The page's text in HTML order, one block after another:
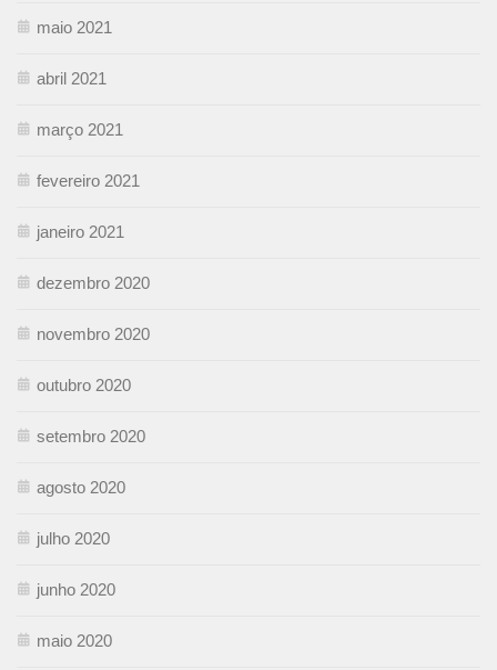
maio 2021
abril 2021
março 2021
fevereiro 2021
janeiro 2021
dezembro 2020
novembro 2020
outubro 2020
setembro 2020
agosto 2020
julho 2020
junho 2020
maio 2020